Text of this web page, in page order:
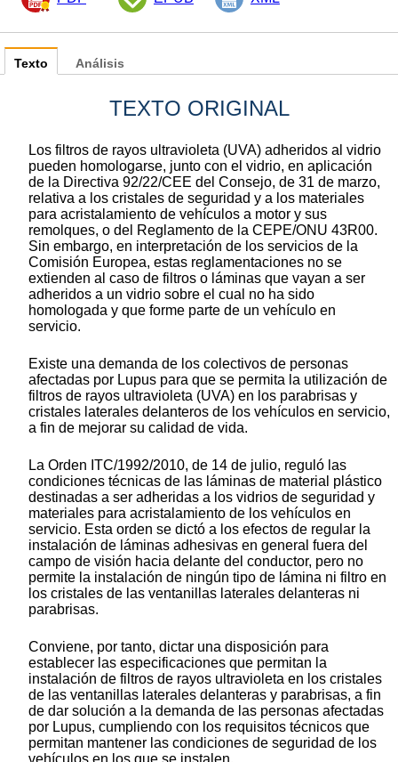
Texto
TEXTO ORIGINAL
Los filtros de rayos ultravioleta (UVA) adheridos al vidrio
pueden homologarse, junto con el vidrio, en aplicación
de la Directiva 92/22/CEE del Consejo, de 31 de marzo,
relativa a los cristales de seguridad y a los materiales
para acristalamiento de vehículos a motor y sus
remolques, o del Reglamento de la CEPE/ONU 43R00.
Sin embargo, en interpretación de los servicios de la
Comisión Europea, estas reglamentaciones no se
extienden al caso de filtros o láminas que vayan a ser
adheridos a un vidrio sobre el cual no ha sido
homologada y que forme parte de un vehículo en
servicio.
Existe una demanda de los colectivos de personas
afectadas por Lupus para que se permita la utilización de
filtros de rayos ultravioleta (UVA) en los parabrisas y
cristales laterales delanteros de los vehículos en servicio,
a fin de mejorar su calidad de vida.
La Orden ITC/1992/2010, de 14 de julio, reguló las
condiciones técnicas de las láminas de material plástico
destinadas a ser adheridas a los vidrios de seguridad y
materiales para acristalamiento de los vehículos en
servicio. Esta orden se dictó a los efectos de regular la
instalación de láminas adhesivas en general fuera del
campo de visión hacia delante del conductor, pero no
permite la instalación de ningún tipo de lámina ni filtro en
los cristales de las ventanillas laterales delanteras ni
parabrisas.
Conviene, por tanto, dictar una disposición para
establecer las especificaciones que permitan la
instalación de filtros de rayos ultravioleta en los cristales
de las ventanillas laterales delanteras y parabrisas, a fin
de dar solución a la demanda de las personas afectadas
por Lupus, cumpliendo con los requisitos técnicos que
permitan mantener las condiciones de seguridad de los
vehículos en los que se instalen.
Análisis